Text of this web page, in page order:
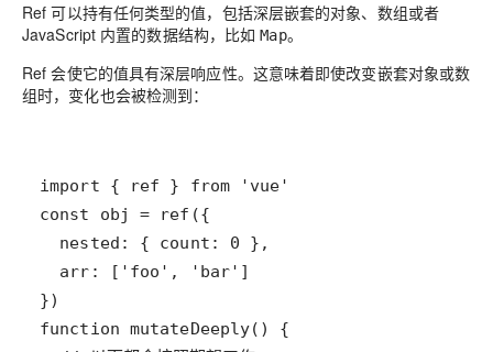
Ref 可以持有任何类型的值，包括深层嵌套的对象、数组或者
JavaScript 内置的数据结构，比如Map。
Ref 会使它的值具有深层响应性。这意味着即使改变嵌套对象或数
组时，变化也会被检测到：